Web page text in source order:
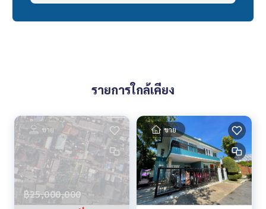
ที่จะช่วยให้การซื้อขาย ลงตัว เรียบร้อย ราบรื่น
ให้คำแนะนำเชิงลึกโดยผู้เชี่ยวชาญในพื้นที่
ดูแลโดยผู้เชี่ยวชาญประจำพื้นที่
ช่วยวางแผน ให้ข้อมูล รักษาผลประโยชน์
ดูแลตั้งแต่ต้นจนจบกระบวนการขาย
✨ รับซื้อ รับจำนอง
หากต้องการเงินด่วน บริษัทพร้อมรับซื้อทันที!
_____________________________
รายการใกล้เคียง
ขาย
฿25,000,000
ขาย